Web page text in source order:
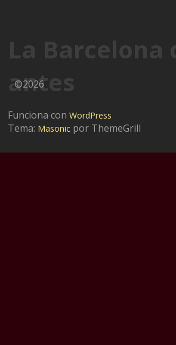
La Barcelona
antes
©2026
Funciona conWordPress
Tema: Masonic por ThemeGrill